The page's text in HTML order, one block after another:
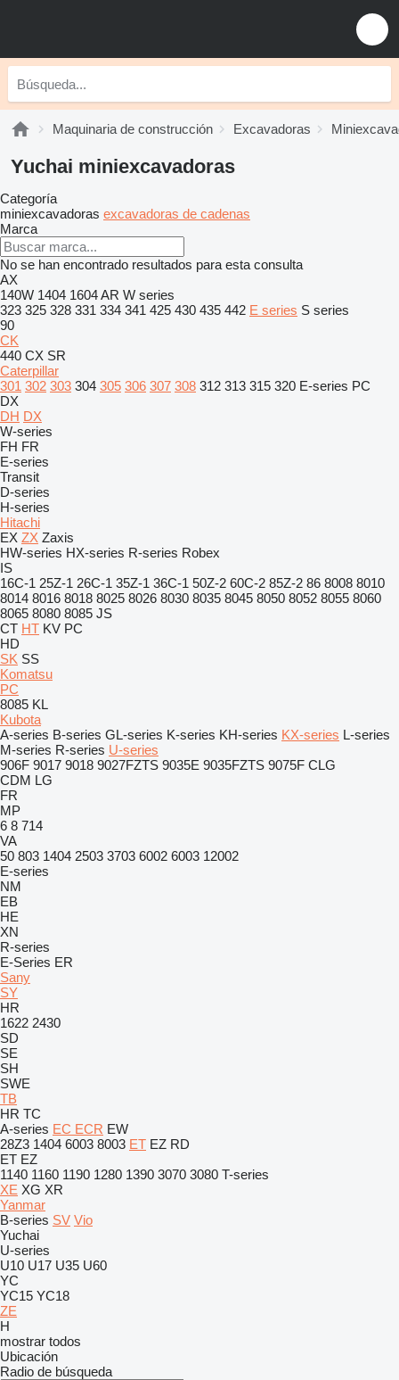
Maquinaria de construcción Excavadoras
Yuchai miniexcavadoras
Categoría
miniexcavadoras excavadoras de cadenas
Marca
No se han encontrado resultados para esta consulta
AX
140W 1404 1604AR W series
323 325 328 331 334 341 425 430 435 442 E series S series
90
CK
440 CX SR
Caterpillar
301 302 303 304 305 306 307 308 312 313 315 320 E-series PC
DX
DH DX
W-series
FH FR
E-series
Transit
D-series
H-series
Hitachi
EX ZX Zaxis
HW-series HX-series R-series Robex
IS
16C-1 25Z-1 26C-1 35Z-1 36C-1 50Z-2 60C-2 85Z-2 86 8008 8010
8014 8016 8018 8025 8026 8030 8035 8045 8050 8052 8055 8060
8065 8080 8085 JS
CT HT KV PC
HD
SK SS
Komatsu
PC
8085 KL
Kubota
A-series B-series GL-series K-series KH-series KX-series L-series
M-series R-series U-series
906F 9017 9018 9027FZTS 9035E 9035FZTS 9075F CLG
CDM LG
FR
MP
6 8 714
VA
50 803 1404 2503 3703 6002 6003 12002
E-series
NM
EB
HE
XN
R-series
E-Series ER
Sany
SY
HR
1622 2430
SD
SE
SH
SWE
TB
HR TC
A-series EC ECR EW
28Z3 1404 6003 8003 ET EZ RD
ET EZ
1140 1160 1190 1280 1390 3070 3080 T-series
XE XG XR
Yanmar
B-series SV Vio
Yuchai
U-series
U10 U17 U35 U60
YC
YC15 YC18
ZE
H
mostrar todos
Ubicación
Radio de búsqueda